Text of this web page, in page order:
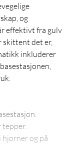
og
effektivt fra gulv
skittent det er,
inkluderer
tepper.
hjørner og på